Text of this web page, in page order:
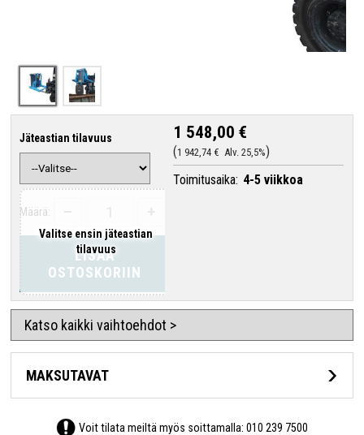
Jäteastian tilavuus
Valitse ensin jäteastian
tilavuus
Määrä:
LISÄÄ
OSTOSKORIIN
1 548,00 €
1 942,74 € Alv. 25,5%
Toimitusaika: 4-5 viikkoa
Katso kaikki vaihtoehdot >
MAKSUTAVAT
Voit tilata meiltä myös soittamalla:010 239 7500